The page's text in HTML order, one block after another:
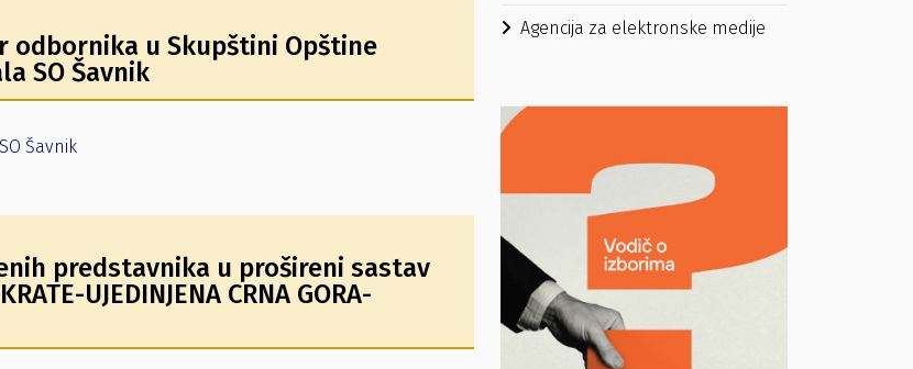
odbornika u Skupštini Opštine
SO Šavnik
Šavnik
predstavnika u prošireni sastav
UJEDINJENA CRNA GORA-
Agencija za elektronske medije